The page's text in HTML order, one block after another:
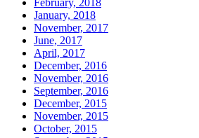
February, 2018
January, 2018
November, 2017
June, 2017
April, 2017
December, 2016
November, 2016
September, 2016
December, 2015
November, 2015
October, 2015